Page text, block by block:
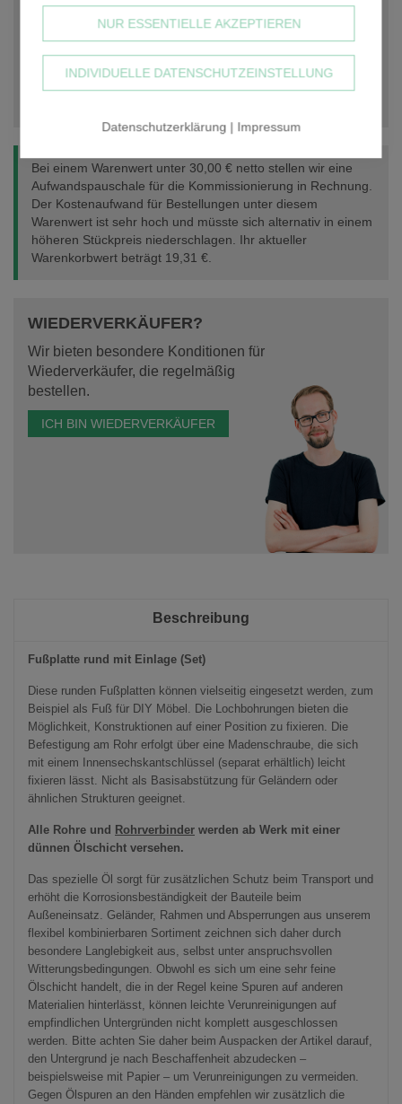
INDIVIDUELLE DATENSCHUTZEINSTELLUNG
NUR ESSENTIELLE AKZEPTIEREN
Datenschutzerklärung | Impressum
PREIS GESAMT BRUTTO
inkl. 19% USt, zzgl.Versandkosten
IN DEN WARENKORB
Bei einem Warenwert unter 30,00 € netto stellen wir eine
Aufwandspauschale für die Kommissionierung in Rechnung.
Der Kostenaufwand für Bestellungen unter diesem
Warenwert ist sehr hoch und müsste sich alternativ in einem
höheren Stückpreis niederschlagen. Ihr aktueller
Warenkorbwert beträgt 19,31 €
WIEDERVERKÄUFER?
Wir bieten besondere Konditionen für
Wiederverkäufer, die regelmäßig
bestellen.
ICH BIN WIEDERVERKÄUFER
Beschreibung
Fußplatte rund mit Einlage (Set)
Diese runden Fußplatten können vielseitig eingesetzt werden, zum
Beispiel als Fuß für DIY Möbel. Die Lochbohrungen bieten die
Möglichkeit, Konstruktionen auf einer Position zu fixieren. Die
Befestigung am Rohr erfolgt über eine Madenschraube, die sich
mit einem Innensechskantschlüssel (separat erhältlich) leicht
fixieren lässt. Nicht als Basisabstützung für Geländern oder
ähnlichen Strukturen geeignet.
Alle Rohre und Rohrverbinder werden ab Werk mit einer
dünnen Ölschicht versehen.
Das spezielle Öl sorgt für zusätzlichen Schutz beim Transport und
erhöht die Korrosionsbeständigkeit der Bauteile beim
Außeneinsatz. Geländer, Rahmen und Absperrungen aus unserem
flexibel kombinierbaren Sortiment zeichnen sich daher durch
besondere Langlebigkeit aus, selbst unter anspruchsvollen
Witterungsbedingungen. Obwohl es sich um eine sehr feine
Ölschicht handelt, die in der Regel keine Spuren auf anderen
Materialien hinterlässt, können leichte Verunreinigungen auf
empfindlichen Untergründen nicht komplett ausgeschlossen
werden. Bitte achten Sie daher beim Auspacken der Artikel darauf,
den Untergrund je nach Beschaffenheit abzudecken –
beispielsweise mit Papier – um Verunreinigungen zu vermeiden.
Gegen Ölspuren an den Händen empfehlen wir zusätzlich die